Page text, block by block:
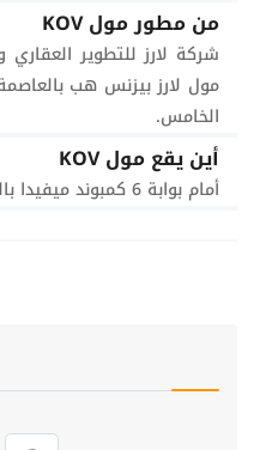
من مطور مول KOV
شركة لارز للتطوير
مول لارز بيزنس هب
الخامس.
أين يقع مول KOV
أمام بوابة 6 كمبوند ميفيدا بالتجمع الخامس بالجولدن سكوير.